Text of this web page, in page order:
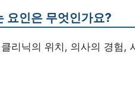
요인은 무엇인가요?
리닉의 위치, 의사의 경험,